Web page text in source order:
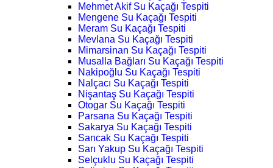
Mehmet Akif Su Kaçağı Tespiti
Mengene Su Kaçağı Tespiti
Meram Su Kaçağı Tespiti
Mevlana Su Kaçağı Tespiti
Mimarsinan Su Kaçağı Tespiti
Musalla Bağları Su Kaçağı Tespiti
Nakipoğlu Su Kaçağı Tespiti
Nalçacı Su Kaçağı Tespiti
Nişantaş Su Kaçağı Tespiti
Otogar Su Kaçağı Tespiti
Parsana Su Kaçağı Tespiti
Sakarya Su Kaçağı Tespiti
Sancak Su Kaçağı Tespiti
Sarı Yakup Su Kaçağı Tespiti
Selçuklu Su Kaçağı Tespiti